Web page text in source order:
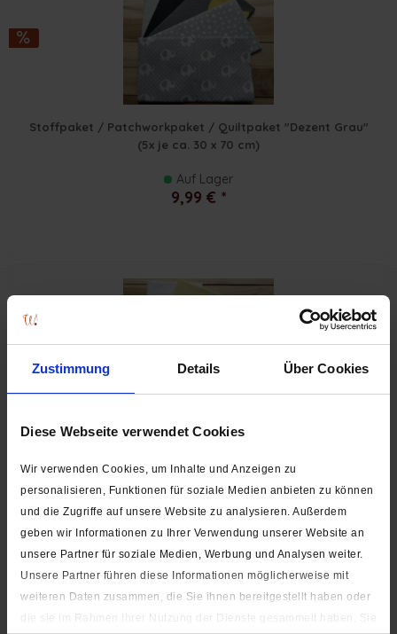
Zustimmung Details Über Cookies
Diese Webseite verwendet Cookies
Wir verwenden Cookies, um Inhalte und Anzeigen zu
personalisieren, Funktionen für soziale Medien anbieten zu können
und die Zugriffe auf unsere Website zu analysieren. Außerdem
geben wir Informationen zu Ihrer Verwendung unserer Website an
unsere Partner für soziale Medien, Werbung und Analysen weiter.
Unsere Partner führen diese Informationen möglicherweise mit
weiteren Daten zusammen, die Sie ihnen bereitgestellt haben oder
die sie im Rahmen Ihrer Nutzung der Dienste gesammelt haben. Sie
Stoffpaket / Patchworkpaket / Quiltpaket "Dezent Grau"
(5x je ca. 30 x 70 cm)
Auf Lager
9,99 € *
Nachthimmel in Gelb-Grau" (5x je ca. 30 x 70 cm)
Auf Lager
4,99 € *